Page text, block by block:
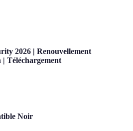
2026 | Renouvellement
Téléchargement
Noir